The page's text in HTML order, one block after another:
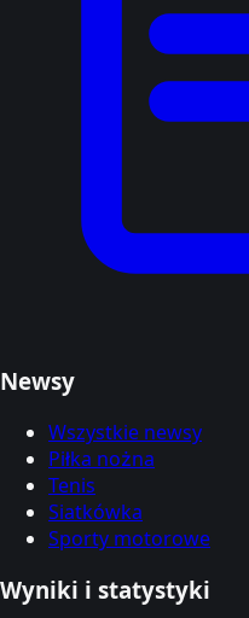
Newsy
Wszystkie newsy
Piłka nożna
Tenis
Siatkówka
Sporty motorowe
Wyniki i statystyki